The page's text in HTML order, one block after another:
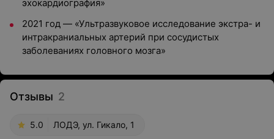
эхокардиография»
2021 год — «Ультразвуковое исследование экстра- и
интракраниальных артерий при сосудистых
заболеваниях головного мозга»
Отзывы 2
5.0 ЛОДЭ, ул. Гикало, 1